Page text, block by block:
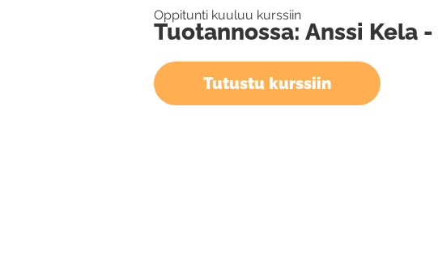
Oppitunti kuuluu kurssiin
Tuotannossa: Anssi Kela
Tutustu kurssiin